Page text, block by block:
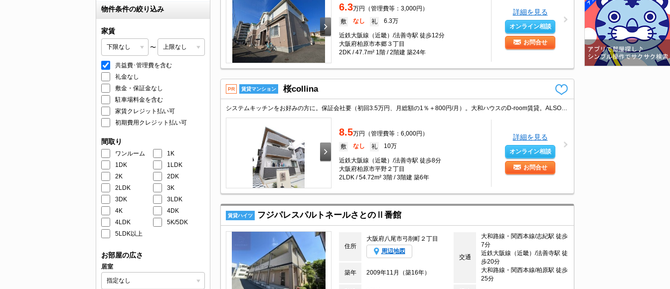
物件条件の絞り込み
家賃
〜
共益費･管理費を含む
礼金なし
敷金・保証金なし
駐車場料金を含む
家賃クレジット払い可
初期費用クレジット払い可
間取り
ワンルーム
1K
1DK
1LDK
2K
2DK
2LDK
3K
3DK
3LDK
4K
4DK
4LDK
5K/5DK
5LDK以上
お部屋の広さ
居室
6.3万円（管理費等：3,000円）
敷 なし 礼 6.3万
近鉄大阪線（近畿）/法善寺駅 徒歩12分
大阪府柏原市本郷３丁目
2DK / 47.7m² 1階 / 2階建 築24年
詳細を見る
オンライン相談
お問合せ
PR 賃貸マンション 桜collina
8.5万円（管理費等：6,000円）
敷 なし 礼 10万
近鉄大阪線（近畿）/法善寺駅 徒歩8分
大阪府柏原市平野２丁目
2LDK / 54.72m² 3階 / 3階建 築6年
詳細を見る
オンライン相談
お問合せ
賃貸ハイツ フジパレスパルトネールさとのⅡ番館
住所
大阪府八尾市弓削町２丁目
周辺地図
交通
大和路線・関西本線/志紀駅 徒歩
7分
近鉄大阪線（近畿）/法善寺駅 徒
歩20分
大和路線・関西本線/柏原駅 徒歩
25分
築年 2009年11月（築16年）